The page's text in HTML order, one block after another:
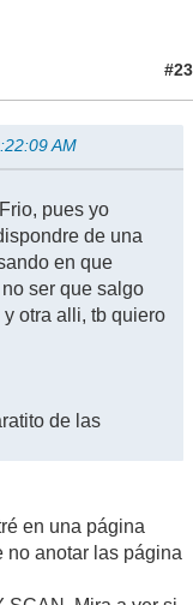
#23
AM
pues yo
de una
en que
ser que salgo
otra alli, tb quiero
de las
en una página
no anotar las página